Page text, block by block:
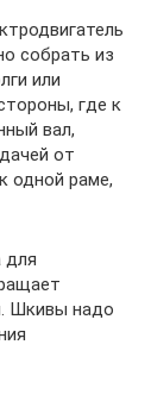
собрать из
или
где к
вал,
от
одной раме,
для
Шкивы надо